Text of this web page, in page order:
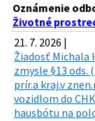
Oznámenie
Životné
21. 7. 2026 |
Žiadosť Michala
zmysle §13 ods.
prír.a kraj.v
vozidlom do
hausbótu na